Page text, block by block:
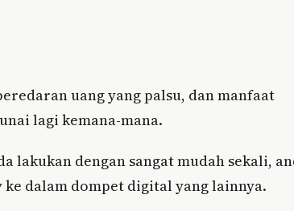
uang yang palsu, dan manfaat
lagi kemana-mana.
lakukan dengan sangat mudah sekali,
dalam dompet digital yang lainnya.